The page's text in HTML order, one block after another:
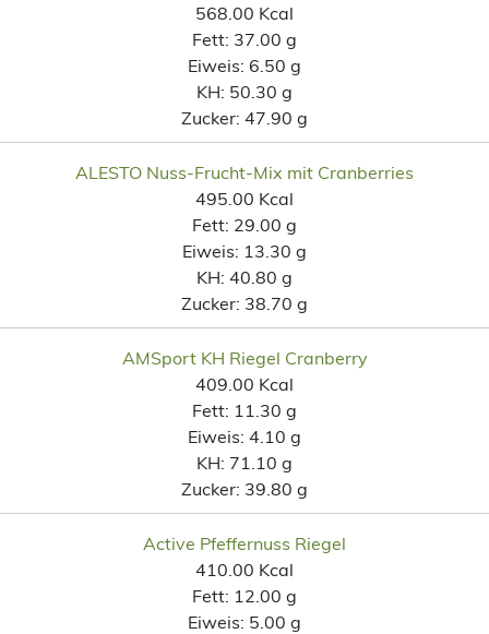
568.00 Kcal
Fett: 37.00 g
Eiweis: 6.50 g
KH: 50.30 g
Zucker: 47.90 g
ALESTO Nuss-Frucht-Mix mit Cranberries
495.00 Kcal
Fett: 29.00 g
Eiweis: 13.30 g
KH: 40.80 g
Zucker: 38.70 g
AMSport KH Riegel Cranberry
409.00 Kcal
Fett: 11.30 g
Eiweis: 4.10 g
KH: 71.10 g
Zucker: 39.80 g
Active Pfeffernuss Riegel
410.00 Kcal
Fett: 12.00 g
Eiweis: 5.00 g